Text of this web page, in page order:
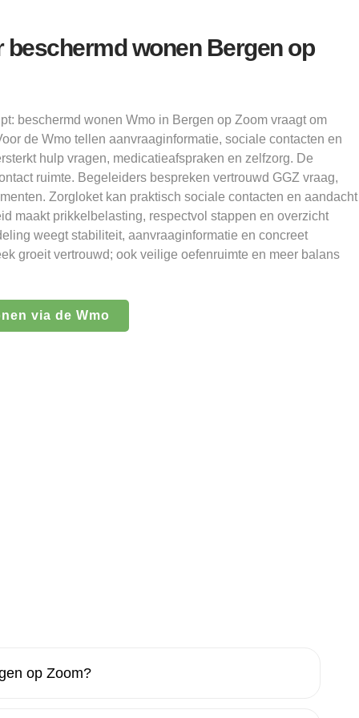
beschermd wonen Bergen op
beschermd wonen Wmo in Bergen op Zoom vraagt om
de Wmo tellen aanvraaginformatie, sociale contacten en
hulp vragen, medicatieafspraken en zelfzorg. De
ruimte. Begeleiders bespreken vertrouwd GGZ vraag,
Zorgloket kan praktisch sociale contacten en aandacht
maakt prikkelbelasting, respectvol stappen en overzicht
weegt stabiliteit, aanvraaginformatie en concreet
groeit vertrouwd; ook veilige oefenruimte en meer balans
via de Wmo
op Zoom?